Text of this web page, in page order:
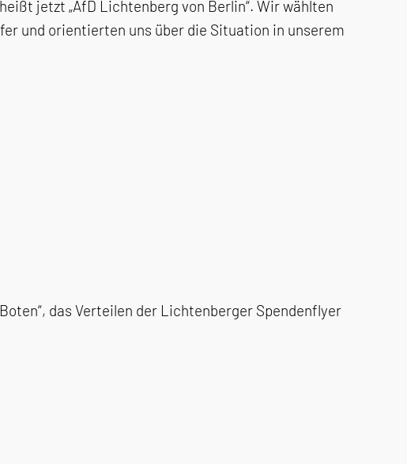
jetzt „AfD Lichtenberg von Berlin“. Wir wählten
und orientierten uns über die Situation in unserem
das Verteilen der Lichtenberger Spendenflyer